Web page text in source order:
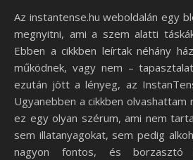
Az instantense.hu weboldalán egy
megnyitni, ami a szem alatti
Ebben a cikkben leírtak néhány
működnek, vagy nem –
ezután jött a lényeg, az
Ugyanebben a cikkben olvashattam
ez egy olyan szérum, ami nem
sem illatanyagokat, sem pedig
nagyon fontos, és borzasztó